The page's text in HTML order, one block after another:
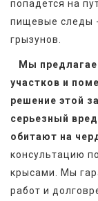
попадется на
пищевые следы -
грызунов.
Мы
участков и
решение этой
серьезный
обитают на
консультацию
крысами. Мы
работ и